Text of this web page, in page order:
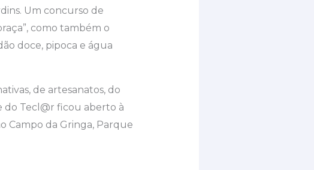
Um concurso de
como também o
doce, pipoca e água
de artesanatos, do
do Tecl@r ficou aberto à
Campo da Gringa, Parque